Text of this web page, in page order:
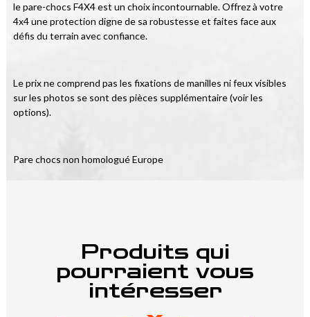
le pare-chocs F4X4 est un choix incontournable. Offrez à votre
4x4 une protection digne de sa robustesse et faites face aux
défis du terrain avec confiance.
Le prix ne comprend pas les fixations de manilles ni feux visibles
sur les photos se sont des pièces supplémentaire (voir les
options).
Pare chocs non homologué Europe
Produits qui
pourraient vous
intéresser